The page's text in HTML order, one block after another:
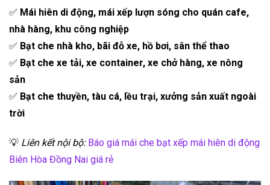
✅ Mái hiên di động, mái xếp lượn sóng cho quán cafe,
nhà hàng, khu công nghiệp
✅ Bạt che nhà kho, bãi đỗ xe, hồ bơi, sân thể thao
✅ Bạt che xe tải, xe container, xe chở hàng, xe nông
sản
✅ Bạt che thuyền, tàu cá, lều trại, xưởng sản xuất ngoài
trời
💡 Liên kết nội bộ: Báo giá mái che bạt xếp mái hiên di động
Biên Hòa Đồng Nai giá rẻ